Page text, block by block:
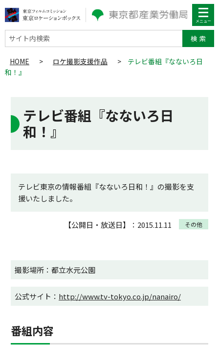
サイト内検索
HOME > ロケ撮影支援作品 >
テレビ番組『なないろ日
和！』
テレビ番組『なないろ日
和！』
テレビ東京の情報番組『なないろ日和！』の撮影を支
援いたしました。
【公開日・放送日】：2015.11.11 その他
撮影場所：都立水元公園
公式サイト： http://www.tv-tokyo.co.jp/nanairo/
番組内容